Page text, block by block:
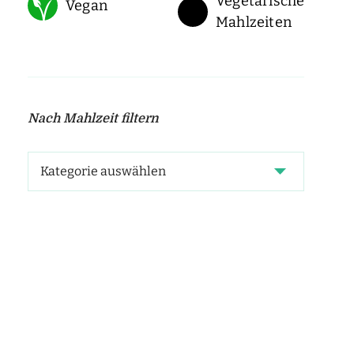
Vegan
Mahlzeiten
Nach Mahlzeit filtern